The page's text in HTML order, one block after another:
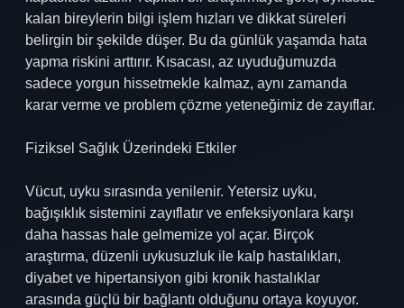
kalan bireylerin bilgi işlem hızları ve dikkat süreleri
belirgin bir şekilde düşer. Bu da günlük yaşamda hata
yapma riskini arttırır. Kısacası, az uyuduğumuzda
sadece yorgun hissetmekle kalmaz, aynı zamanda
karar verme ve problem çözme yeteneğimiz de zayıflar.
Fiziksel Sağlık Üzerindeki Etkiler
Vücut, uyku sırasında yenilenir. Yetersiz uyku,
bağışıklık sistemini zayıflatır ve enfeksiyonlara karşı
daha hassas hale gelmemize yol açar. Birçok
araştırma, düzenli uykusuzluk ile kalp hastalıkları,
diyabet ve hipertansiyon gibi kronik hastalıklar
arasında güçlü bir bağlantı olduğunu ortaya koyuyor.